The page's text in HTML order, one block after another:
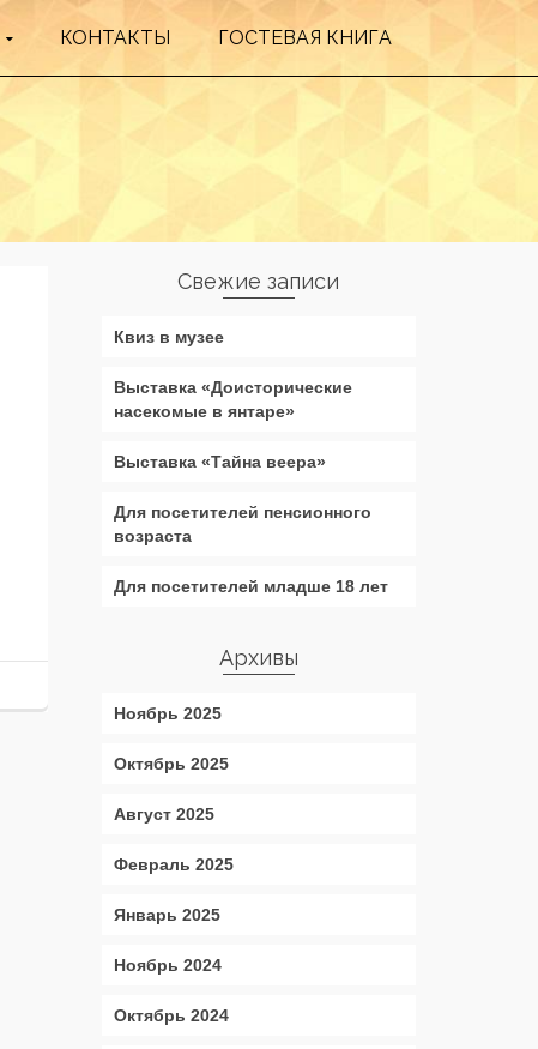
КОНТАКТЫ ГОСТЕВАЯ КНИГА
Свежие записи
Квиз в музее
Выставка «Доисторические
насекомые в янтаре»
Выставка «Тайна веера»
Для посетителей пенсионного
возраста
Для посетителей младше 18 лет
Архивы
Ноябрь 2025
Октябрь 2025
Август 2025
Февраль 2025
Январь 2025
Ноябрь 2024
Октябрь 2024